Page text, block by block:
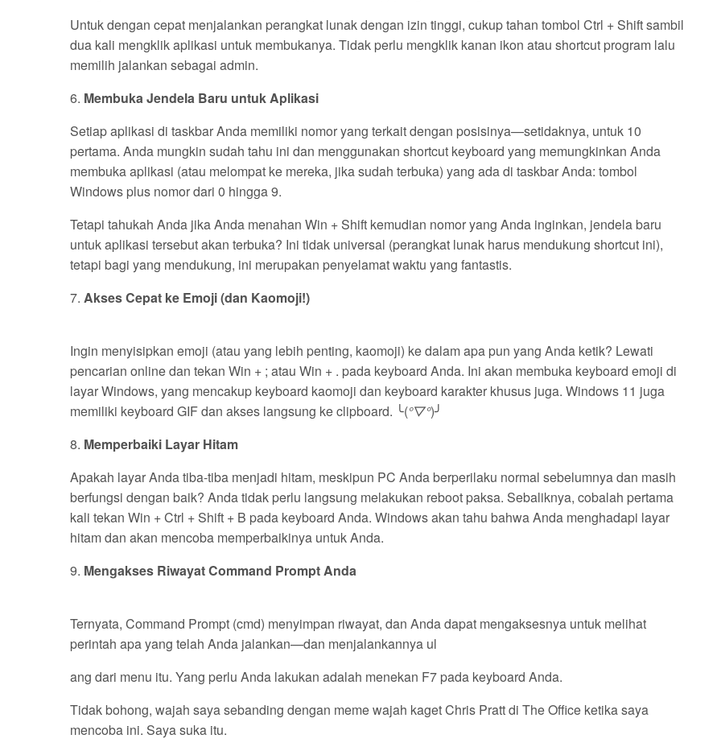
Untuk dengan cepat menjalankan perangkat lunak dengan izin tinggi, cukup tahan tombol Ctrl + Shift sambil
dua kali mengklik aplikasi untuk membukanya. Tidak perlu mengklik kanan ikon atau shortcut program lalu
memilih jalankan sebagai admin.
6. Membuka Jendela Baru untuk Aplikasi
Setiap aplikasi di taskbar Anda memiliki nomor yang terkait dengan posisinya—setidaknya, untuk 10
pertama. Anda mungkin sudah tahu ini dan menggunakan shortcut keyboard yang memungkinkan Anda
membuka aplikasi (atau melompat ke mereka, jika sudah terbuka) yang ada di taskbar Anda: tombol
Windows plus nomor dari 0 hingga 9.
Tetapi tahukah Anda jika Anda menahan Win + Shift kemudian nomor yang Anda inginkan, jendela baru
untuk aplikasi tersebut akan terbuka? Ini tidak universal (perangkat lunak harus mendukung shortcut ini),
tetapi bagi yang mendukung, ini merupakan penyelamat waktu yang fantastis.
7.Akses Cepat ke Emoji (dan Kaomoji!)
Ingin menyisipkan emoji (atau yang lebih penting, kaomoji) ke dalam apa pun yang Anda ketik? Lewati
pencarian online dan tekan Win + ; atau Win + . pada keyboard Anda. Ini akan membuka keyboard emoji di
layar Windows, yang mencakup keyboard kaomoji dan keyboard karakter khusus juga. Windows 11 juga
memiliki keyboard GIF dan akses langsung ke clipboard. ╰(°▽°)╯
8. Memperbaiki Layar Hitam
Apakah layar Anda tiba-tiba menjadi hitam, meskipun PC Anda berperilaku normal sebelumnya dan masih
berfungsi dengan baik? Anda tidak perlu langsung melakukan reboot paksa. Sebaliknya, cobalah pertama
kali tekan Win + Ctrl + Shift + B pada keyboard Anda. Windows akan tahu bahwa Anda menghadapi layar
hitam dan akan mencoba memperbaikinya untuk Anda.
9. Mengakses Riwayat Command Prompt Anda
Ternyata, Command Prompt (cmd) menyimpan riwayat, dan Anda dapat mengaksesnya untuk melihat
perintah apa yang telah Anda jalankan—dan menjalankannya ul
ang dari menu itu. Yang perlu Anda lakukan adalah menekan F7 pada keyboard Anda.
Tidak bohong, wajah saya sebanding dengan meme wajah kaget Chris Pratt di The Office ketika saya
mencoba ini. Saya suka itu.